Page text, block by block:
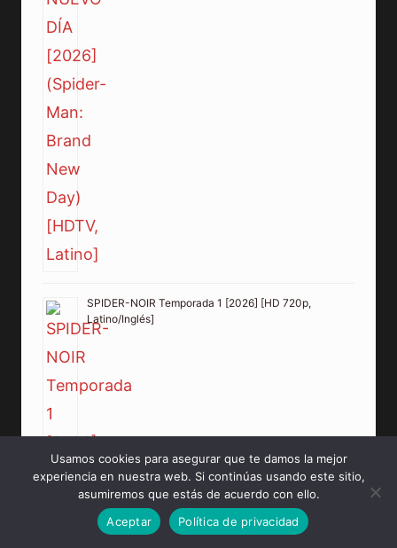
SPIDER-NOIR Temporada 1 [2026] [HD 720p,
Latino/Inglés]
Usamos cookies para asegurar que te damos la mejor
experiencia en nuestra web. Si continúas usando este sitio,
asumiremos que estás de acuerdo con ello.
Aceptar
Política de privacidad